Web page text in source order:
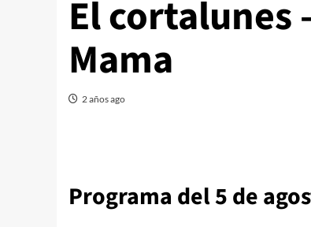
El cortalunes
Mama
2 años ago
Programa del 5 de